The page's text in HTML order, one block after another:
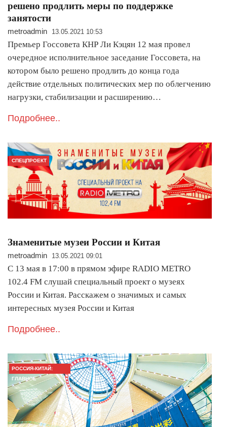
решено продлить меры по поддержке
занятости
metroadmin 13.05.2021 10:53
Премьер Госсовета КНР Ли Кэцян 12 мая провел
очередное исполнительное заседание Госсовета, на
котором было решено продлить до конца года
действие отдельных политических мер по облегчению
нагрузки, стабилизации и расширению…
Подробнее..
СПЕЦПРОЕКТ
Знаменитые музеи России и Китая
metroadmin 13.05.2021 09:01
С 13 мая в 17:00 в прямом эфире RADIO METRO
102.4 FM слушай специальный проект о музеях
России и Китая. Расскажем о значимых и самых
интересных музея России и Китая
Подробнее..
РОССИЯ-КИТАЙ:
ГЛАВНОЕ